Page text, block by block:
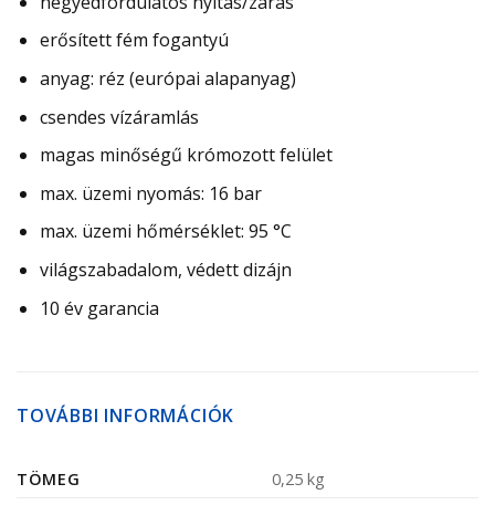
erősített fém fogantyú
anyag: réz (európai alapanyag)
csendes vízáramlás
magas minőségű krómozott felület
max. üzemi nyomás: 16 bar
max. üzemi hőmérséklet: 95 °C
világszabadalom, védett dizájn
10 év garancia
TOVÁBBI INFORMÁCIÓK
TÖMEG 0,25 kg